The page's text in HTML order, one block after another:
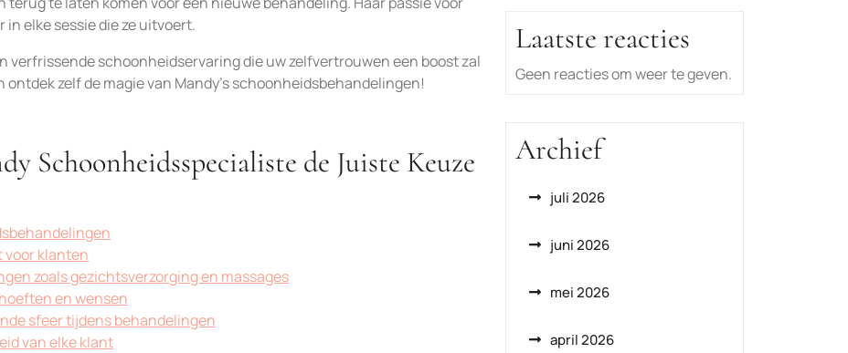
elke sessie die ze uitvoert.
verfrissende schoonheidservaring die uw zelfvertrouwen een boost zal
zelf de magie van Mandy’s schoonheidsbehandelingen!
Schoonheidsspecialiste de Juiste Keuze
voor klanten
zoals gezichtsverzorging en massages
en wensen
sfeer tijdens behandelingen
van elke klant
Laatste reacties
Geen reacties om weer te geven.
Archief
juli 2026
juni 2026
mei 2026
april 2026